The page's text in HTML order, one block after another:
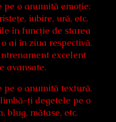
pe o anumită emoţie:
iubire, ură, etc.
în funcţie de starea
ai în ziua respectivă.
excelent
avansate.
pe o anumită textură.
ţi degetele pe o
blug, mătase, etc.